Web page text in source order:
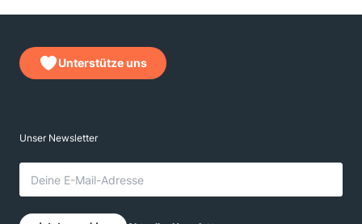
Unterstütze uns